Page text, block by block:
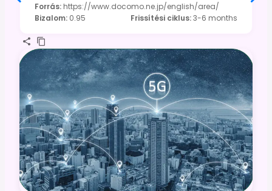
Forrás: https://www.docomo.ne.jp/english/area/
Bizalom: 0.95 Frissítési ciklus:3-6 months